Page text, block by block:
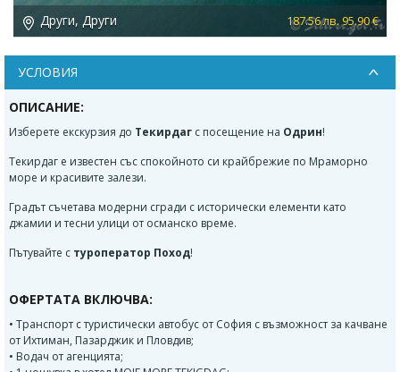
Други, Други 187.56 лв. 95.90 €
УСЛОВИЯ
ОПИСАНИЕ:
Изберете екскурзия до Текирдаг с посещение на Одрин!
Текирдаг е известен със спокойното си крайбрежие по Мраморно
море и красивите залези.
Градът съчетава модерни сгради с исторически елементи като
джамии и тесни улици от османско време.
Пътувайте с туроператор Поход!
ОФЕРТАТА ВКЛЮЧВА:
• Транспорт с туристически автобус от София с възможност за качване
от Ихтиман, Пазарджик и Пловдив;
• Водач от агенцията;